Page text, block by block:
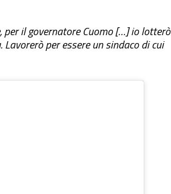
per il governatore Cuomo […] io lotterò
per essere un sindaco di cui